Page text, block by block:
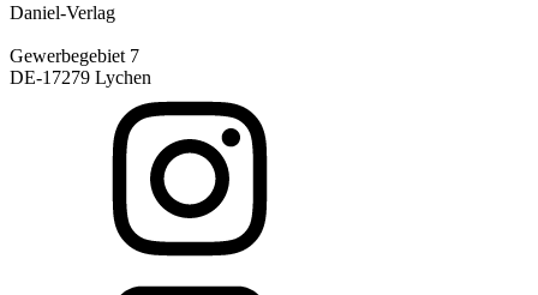
Daniel-Verlag
Gewerbegebiet 7
DE-17279 Lychen